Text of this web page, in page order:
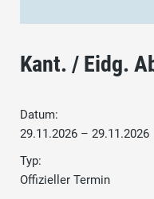
Kant. / Eidg.
Datum:
29.11.2026 – 29.11.2026
Typ:
Offizieller Termin